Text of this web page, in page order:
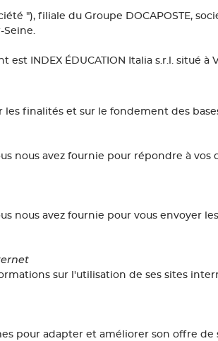
"), filiale du Groupe DOCAPOSTE,
Seine.
INDEX ÉDUCATION Italia s.r.l. situé à
les finalités et sur le fondement des
nous avez fournie pour répondre à vos
nous avez fournie pour vous envoyer
sur l'utilisation de ses sites
pour adapter et améliorer son offre de